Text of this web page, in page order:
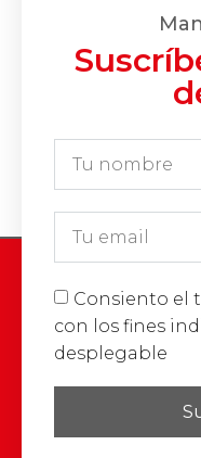
Consiento el
con los fines
desplegable